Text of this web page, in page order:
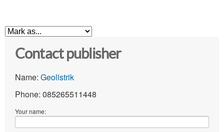
Contact publisher
Name: Geolistrik
Phone: 085265511448
Your name: